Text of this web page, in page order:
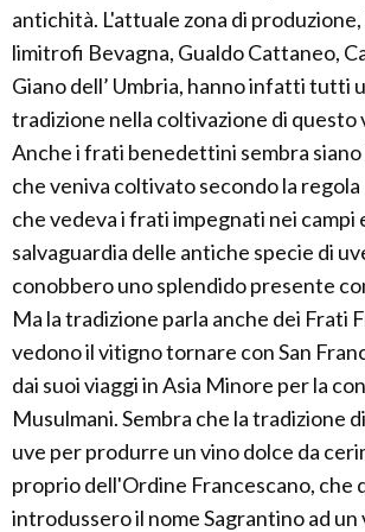
antichità. L'attuale zona di
limitrofi Bevagna, Gualdo Cattaneo,
Giano dell’ Umbria, hanno infatti tutti
tradizione nella coltivazione di questo
Anche i frati benedettini sembra
che veniva coltivato secondo la regola
che vedeva i frati impegnati nei campi
salvaguardia delle antiche specie di
conobbero uno splendido presente
Ma la tradizione parla anche dei Frati
vedono il vitigno tornare con San
dai suoi viaggi in Asia Minore per la
Musulmani. Sembra che la tradizione
uve per produrre un vino dolce da
proprio dell'Ordine Francescano, che
introdussero il nome Sagrantino ad un